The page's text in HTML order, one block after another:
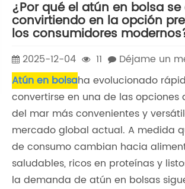
¿Por qué el atún en bolsa
convirtiendo en la opción
los consumidores
2025-12-04 11
Déjame un
Atún en bolsaha evolucionado
convertirse en una de las opciones
del mar más convenientes y
mercado global actual. A medida
de consumo cambian hacia
saludables, ricos en proteínas y
la demanda de atún en bolsas